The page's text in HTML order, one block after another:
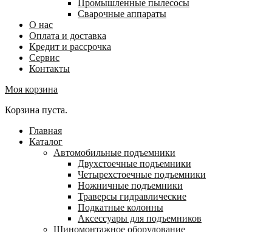
Промышленные пылесосы
Сварочные аппараты
О нас
Оплата и доставка
Кредит и рассрочка
Сервис
Контакты
Моя корзина
Корзина пуста.
Главная
Каталог
Автомобильные подъемники
Двухстоечные подъемники
Четырехстоечные подъемники
Ножничные подъемники
Траверсы гидравлические
Подкатные колонны
Аксессуары для подъемников
Шиномонтажное оборудование